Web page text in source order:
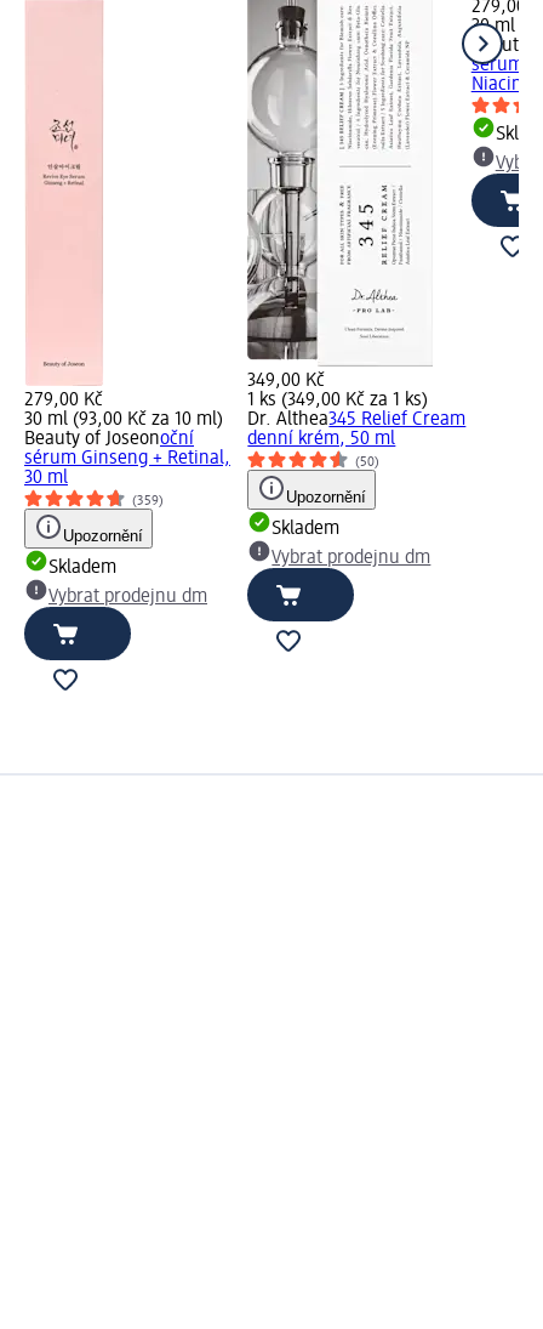
279,00 Kč
30 ml (93,00 Kč za 10 ml)
Beauty of Joseonoční
sérum Ginseng + Retinal,
30 ml
(359)
Upozornění
Skladem
Vybrat prodejnu dm
349,00 Kč
1 ks (349,00 Kč za 1 ks)
Dr. Althea345 Relief Cream
denní krém, 50 ml
(50)
Upozornění
Skladem
Vybrat prodejnu dm
279,00
30 ml
Beauty
sérum